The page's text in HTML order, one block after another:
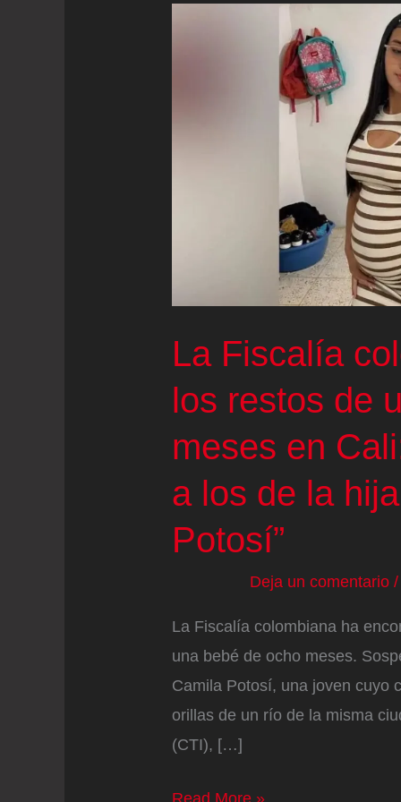
La Fiscalía
los restos de
meses en
a los de la
Potosí”
Deja un comentario /
La Fiscalía colombiana ha
una bebé de ocho meses.
Camila Potosí, una joven cuyo
orillas de un río de la misma
(CTI), […]
La